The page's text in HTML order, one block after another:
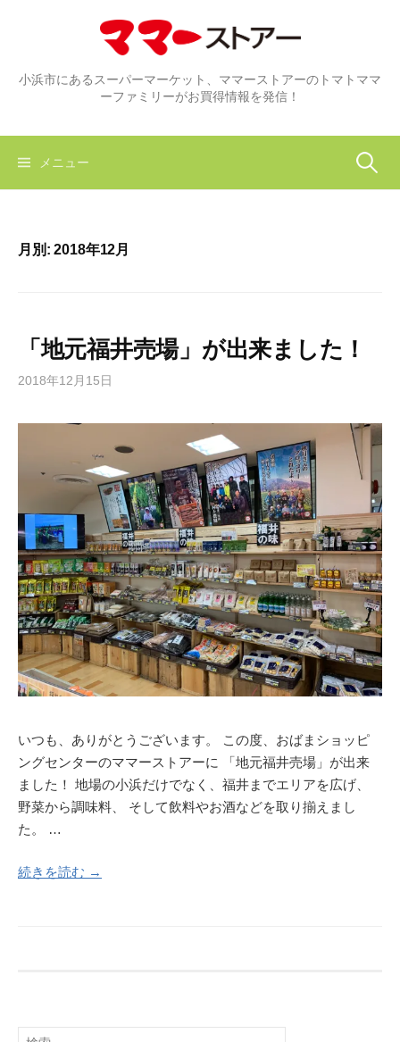
ッ
小浜市にあるスーパーマーケット、ママーストアーのトマトママ
ーファミリーがお買得情報を発信！
メニュー 検
月別: 2018年12月
「地元福井売場」が出来ました！
2018年12月15日
いつも、ありがとうございます。 この度、おばまショッピ
ングセンターのママーストアーに 「地元福井売場」が出来
ました！ 地場の小浜だけでなく、福井までエリアを広げ、
野菜から調味料、 そして飲料やお酒などを取り揃えまし
た。 …
続きを読む →
検